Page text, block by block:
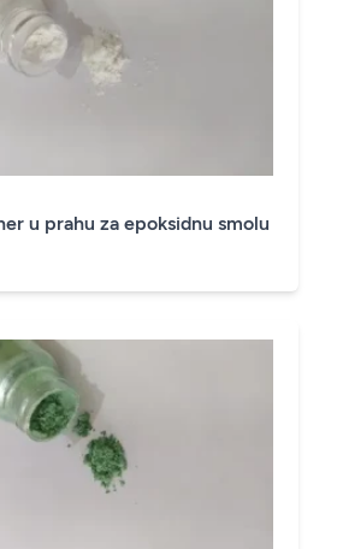
u prahu za epoksidnu smolu